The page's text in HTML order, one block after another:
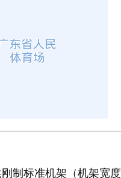
制标准机架（机架宽